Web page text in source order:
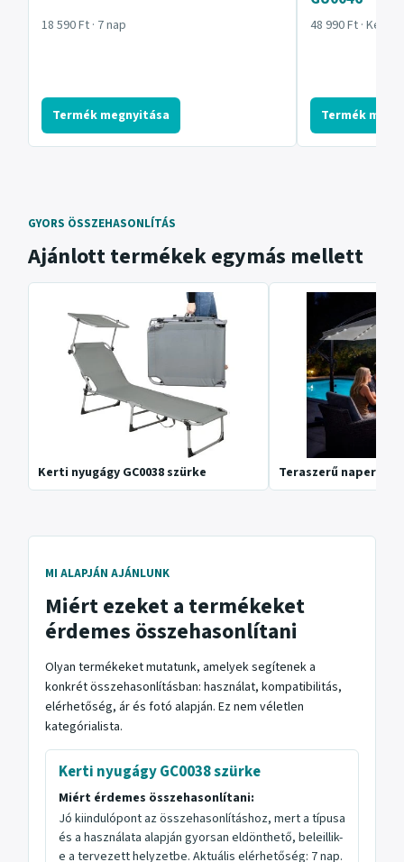
18 590 Ft · 7 nap
Termék megnyitása
48 990 Ft ·
Termék
GYORS ÖSSZEHASONLÍTÁS
Ajánlott termékek egymás mellett
Kerti nyugágy GC0038 szürke Teraszerű napernyő
MI ALAPJÁN AJÁNLUNK
Miért ezeket a termékeket
érdemes összehasonlítani
Olyan termékeket mutatunk, amelyek segítenek a
konkrét összehasonlításban: használat, kompatibilitás,
elérhetőség, ár és fotó alapján. Ez nem véletlen
kategórialista.
Kerti nyugágy GC0038 szürke
Miért érdemes összehasonlítani:
Jó kiindulópont az összehasonlításhoz, mert a típusa
és a használata alapján gyorsan eldönthető, beleillik-
e a tervezett helyzetbe. Aktuális elérhetőség: 7 nap.